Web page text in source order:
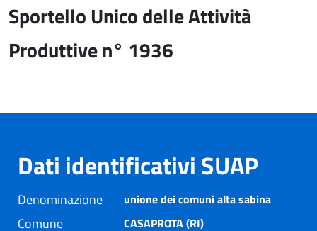
Sportello Unico delle Attività
Produttive n° 1936
Dati identificativi SUAP
Denominazione unione dei comuni alta sabina
Comune CASAPROTA (RI)